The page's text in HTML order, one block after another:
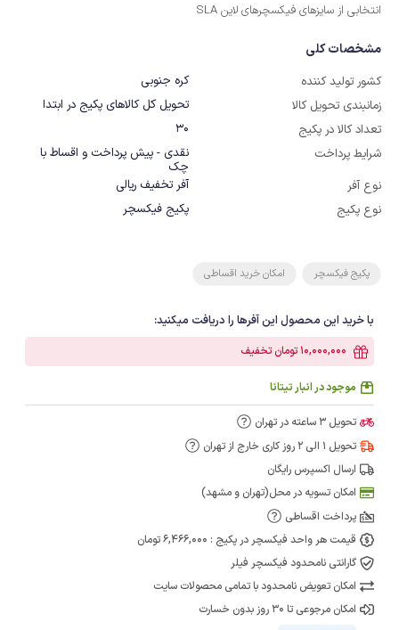
انتخابی از سایزهای فیکسچرهای لاین SLA
مشخصات کلی
کشور تولید کننده
کره جنوبی
زمانبندی تحویل کالا
تحویل کل کالاهای پکیج در ابتدا
تعداد کالا در پکیج
30
شرایط پرداخت
نقدی - پیش پرداخت و اقساط با
چک
نوع آفر
آفر تخفیف ریالی
نوع پکیج
پکیج فیکسچر
پکیج فیکسچر امکان خرید اقساطی
با خرید این محصول این آفرها را دریافت میکنید:
10,000,000 تومان تخفیف
موجود در انبار تیتانا
تحویل 3 ساعته در تهران
تحویل 1 الی 2 روز کاری خارج از تهران
ارسال اکسپرس رایگان
امکان تسویه در محل(تهران و مشهد)
پرداخت اقساطی
قیمت هر واحد فیکسچر در پکیج : 6,466,000 تومان
گارانتی نامحدود فیکسچر فیلر
امکان تعویض نامحدود با تمامی محصولات سایت
امکان مرجوعی تا 30 روز بدون خسارت